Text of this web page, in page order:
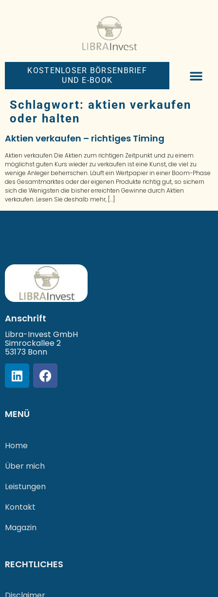
KOSTENLOSER BÖRSENBRIEF
UND E-BOOK
Schlagwort: aktien verkaufen
oder halten
Aktien verkaufen – richtiges Timing
Aktien verkaufen Die Aktien zum richtigen Zeitpunkt und zu einem
möglichst guten Kurs wieder zu verkaufen ist eine Kunst, die viel zu
wenige Anleger beherrschen. Läuft ein Wertpapier in einer Boom-Phase
des Gesamtmarktes oder der eigenen Produkte richtig gut, so sichern
sich die Wenigsten die bisher erreichten Gewinne durch Aktien
verkaufen. Lesen Sie deshalb mehr, […]
Anschrift
Libra-Invest GmbH
Simrockallee 2
53173 Bonn
MENÜ
Home
Über mich
Leistungen
Kontakt
Magazin
RECHTLICHES